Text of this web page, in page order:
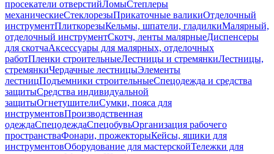
просекатели отверстийЛомыСтеплеры
механическиеСтеклорезыПрикаточные валикиОтделочный
инструментПлиткорезыКельмы, шпатели, гладилкиМалярный,
отделочный инструментСкотч, ленты малярныеДиспенсеры
для скотчаАксессуары для малярных, отделочных
работПленки строительныеЛестницы и стремянкиЛестницы,
стремянкиЧердачные лестницыЭлементы
лестницПодъемники строительныеСпецодежда и средства
защитыСредства индивидуальной
защитыОгнетушителиСумки, пояса для
инструментовПроизводственная
одеждаСпецодеждаСпецобувьОрганизация рабочего
пространстваФонари, прожекторыКейсы, ящики для
инструментовОборудование для мастерскойТележки для